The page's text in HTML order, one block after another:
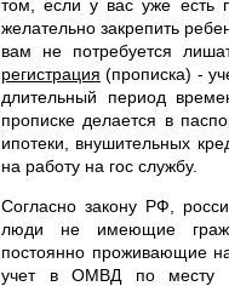
том, если у вас уже есть
желательно закрепить
вам не потребуется
регистрация (прописка) -
длительный период
прописке делается в
ипотеки, внушительных
на работу на гос службу.
Согласно закону РФ,
люди не имеющие
постоянно проживающие
учет в ОМВД по месту